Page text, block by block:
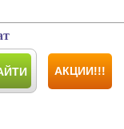
АКЦИИ!!!